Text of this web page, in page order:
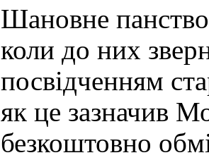
Шановне
коли до них
посвідченням
як це зазначив
безкоштовно